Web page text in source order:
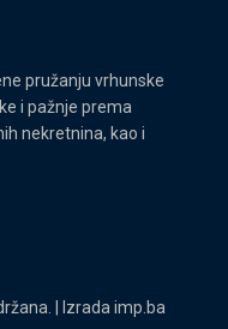
pružanju vrhunske
i pažnje prema
nekretnina, kao i
| Izrada imp.ba